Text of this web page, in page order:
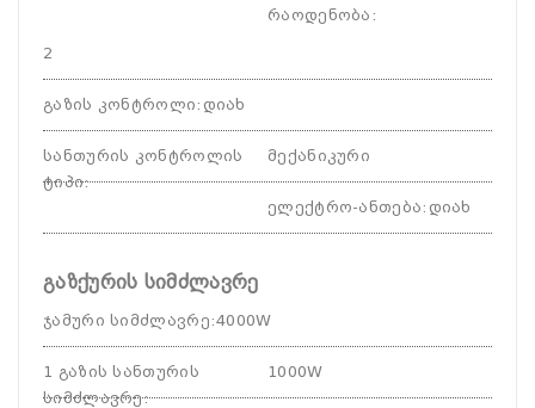
რაოდენობა :
2
გაზის კონტროლი: დიახ
სანთურის კონტროლის
ტიპი:
მექანიკური
ელექტრო-ანთება: დიახ
გაზქურის სიმძლავრე
ჯამური სიმძლავრე:4000W
1 გაზის სანთურის
სიმძლავრე:
1000W